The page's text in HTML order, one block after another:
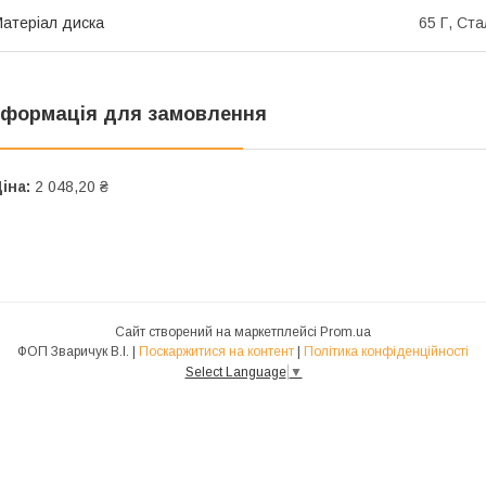
диска 65 Г,
для замовлення
2 048,20 ₴
Сайт створений на маркетплейсі Prom.ua
ФОП Зваричук В.І. | Поскаржитися на контент | Політика конфіденційності
Select Language ▼